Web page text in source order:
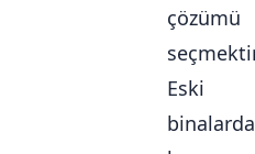
çözümü
Eski
binalarda